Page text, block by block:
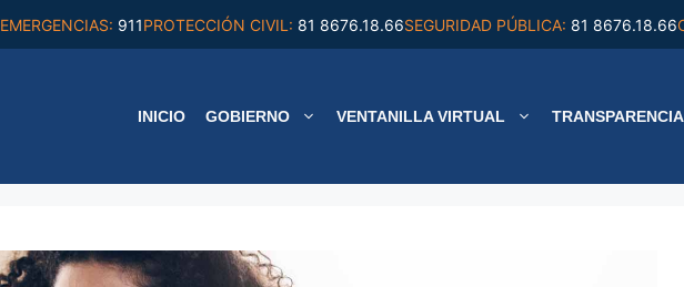
EMERGENCIAS: 911PROTECCIÓN CIVIL: 81 8676.18.66SEGURIDAD PÚBLICA: 81 8676.18.66
INICIO GOBIERNO VENTANILLA VIRTUAL TRANSPARENCIA